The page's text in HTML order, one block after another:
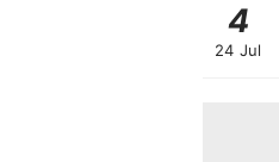
4
24 Jul